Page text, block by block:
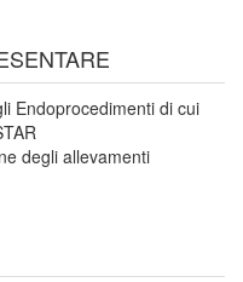
Endoprocedimenti di cui
degli allevamenti